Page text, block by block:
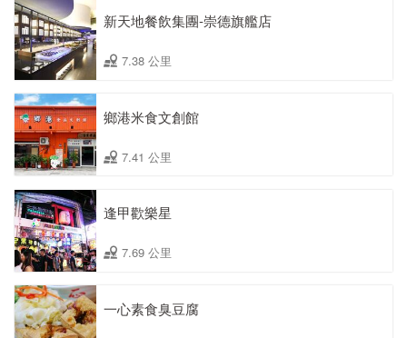
新天地餐飲集團-崇德旗艦店
7.38 公里
鄉港米食文創館
7.41 公里
逢甲歡樂星
7.69 公里
一心素食臭豆腐